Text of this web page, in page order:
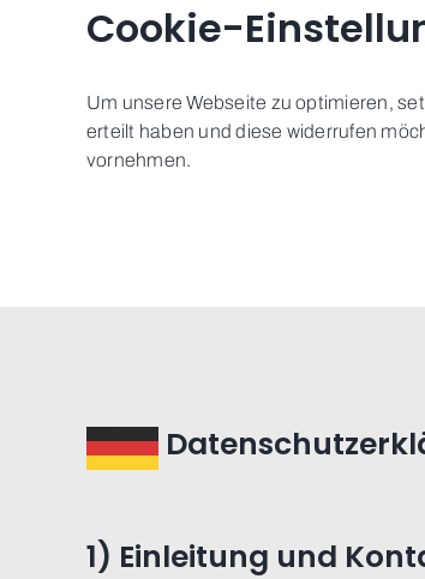
Cookie-
Um unsere Webseite zu optimieren,
erteilt haben und diese widerrufen
vornehmen.
1) Einleitung und